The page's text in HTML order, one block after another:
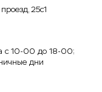
25с1
с 10-00 до 18-00;
дни